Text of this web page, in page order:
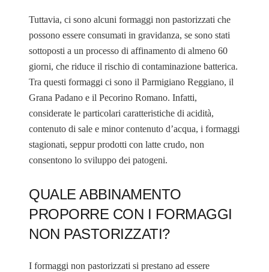
Tuttavia, ci sono alcuni formaggi non pastorizzati che
possono essere consumati in gravidanza, se sono stati
sottoposti a un processo di affinamento di almeno 60
giorni, che riduce il rischio di contaminazione batterica.
Tra questi formaggi ci sono il Parmigiano Reggiano, il
Grana Padano e il Pecorino Romano. Infatti,
considerate le particolari caratteristiche di acidità,
contenuto di sale e minor contenuto d’acqua, i formaggi
stagionati, seppur prodotti con latte crudo, non
consentono lo sviluppo dei patogeni.
QUALE ABBINAMENTO
PROPORRE CON I FORMAGGI
NON PASTORIZZATI?
I formaggi non pastorizzati si prestano ad essere